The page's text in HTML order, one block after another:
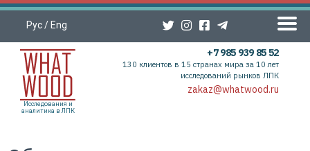
Рус/ Eng
Исследования и
аналитика в ЛПК
+7 985 939 85 52
130 клиентов в 15 странах мира за 10 лет
исследований рынков ЛПК
zakaz@whatwood.ru